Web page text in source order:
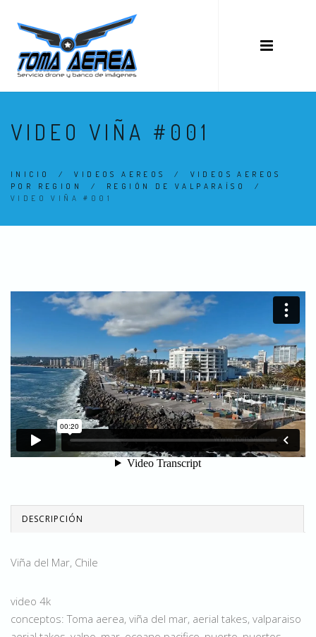
VIDEO VIÑA #001
INICIO /VIDEOS AEREOS / VIDEOS AEREOS
POR REGION
/ REGIÓN DE VALPARAÍSO
/
VIDEO VIÑA #001
DESCRIPCIÓN
Viña del Mar, Chile
video 4k
conceptos: Toma aerea, viña del mar, aerial takes, valparaiso